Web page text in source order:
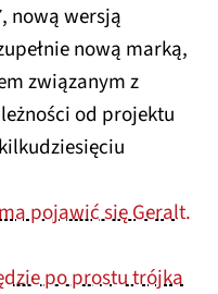
nową wersją
nową marką,
związanym z
od projektu
pojawić się Geralt.
po prostu trójka